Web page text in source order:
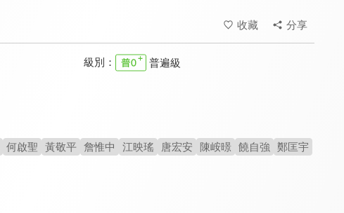
更新至第 32 集 更新至第 462 集 更新至第 150 集
收藏 分享
級別： 普遍級
何啟聖 黃敬平 詹惟中 江映瑤 唐宏安 陳峖暻 饒自強
鄭匡宇